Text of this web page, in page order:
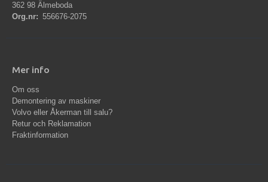
362 98 Älmeboda
Org.nr: 556676-2075
Mer info
Om oss
Demontering av maskiner
Volvo eller Åkerman till salu?
Retur och Reklamation
Fraktinformation